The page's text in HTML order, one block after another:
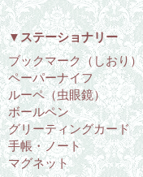
▼ステーショナリー
ブックマーク（しおり）
ペーパーナイフ
ルーペ（虫眼鏡）
ボールペン
グリーティングカード
手帳・ノート
マグネット